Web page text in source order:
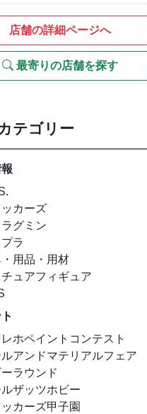
店舗の詳細ページへ
最寄りの店舗を探す
テゴリー
カーズ
グミン
ラ
用品・用材
チュアフィギュア
ホペイントコンテスト
アンドマテリアルフェア
ラウンド
ザッツホビー
カーズ甲子園